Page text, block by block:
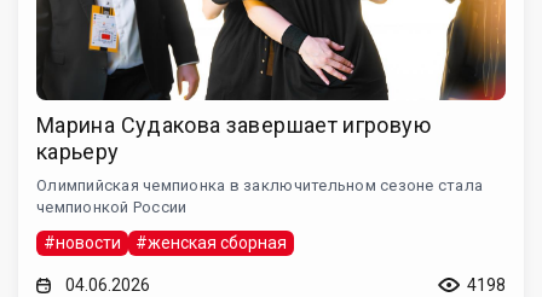
Марина Судакова завершает игровую
карьеру
Олимпийская чемпионка в заключительном сезоне стала
чемпионкой России
#новости #женская сборная
04.06.2026 4198